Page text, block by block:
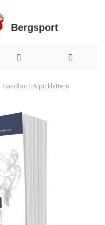
Handbuch Alpinklettern